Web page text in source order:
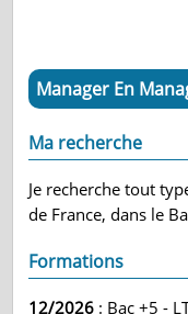
Manager En
Ma recherche
Je recherche tout
de France, dans le
Formations
12/2026 : Bac +5 -